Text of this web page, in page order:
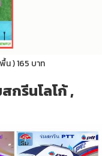
) 165 บาท
กรีนโลโก้ ,